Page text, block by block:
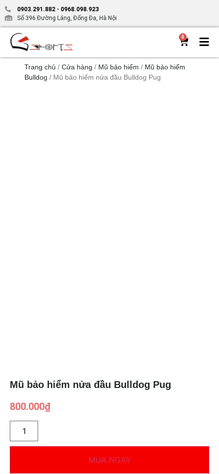
0903.291.882 - 0968.098.923
Số 396 Đường Láng, Đống Đa, Hà Nội
0
Trang chủ / Cửa hàng / Mũ bảo hiểm / Mũ bảo hiểm
Bulldog / Mũ bảo hiểm nửa đầu Bulldog Pug
Mũ bảo hiểm nửa đầu Bulldog Pug
800.000₫
MUA NGAY